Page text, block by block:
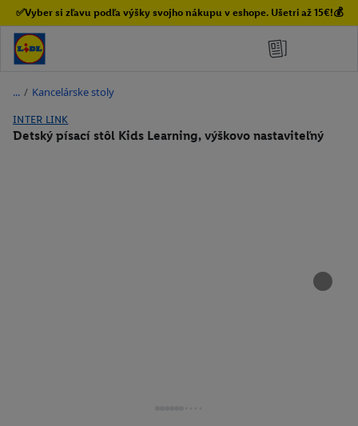
✅Vyber si zľavu podľa výšky svojho nákupu v eshope. Ušetri až 15€!💰
/ Kancelárske stoly
INTER LINK
Detský písací stôl Kids Learning, výškovo nastaviteľný